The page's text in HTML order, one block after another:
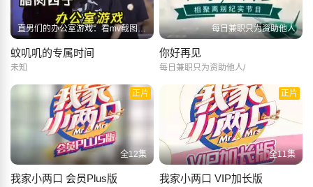
直男们的办公室游戏：看mv截图、猜90后都看过的动画 每一种都精彩！
蚊叽叽的专属时间
未知
每日兼职只为资助他人
你好再见
每日兼职只为资助他人/
正片
全12集
我家小两口 会员Plus版
正片
全11集
我家小两口 VIP加长版